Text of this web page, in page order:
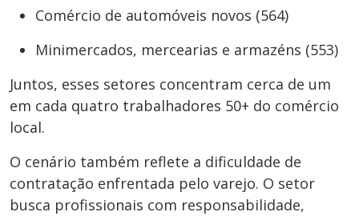
Comércio de automóveis novos (564)
Minimercados, mercearias e armazéns (553)
Juntos, esses setores concentram cerca de um
em cada quatro trabalhadores 50+ do comércio
local.
O cenário também reflete a dificuldade de
contratação enfrentada pelo varejo. O setor
busca profissionais com responsabilidade,